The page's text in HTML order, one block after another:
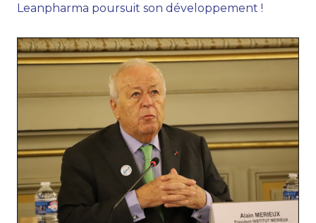
Leanpharma poursuit son développement !